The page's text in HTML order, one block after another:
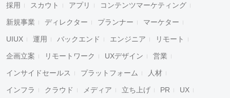
採用 スカウト アプリ コンテンツマーケティング
新規事業 ディレクター プランナー マーケター
UIUX 運用 バックエンド エンジニア リモート
企画立案 リモートワーク UXデザイン 営業
インサイドセールス プラットフォーム 人材
インフラ クラウド メディア 立ち上げ PR UX